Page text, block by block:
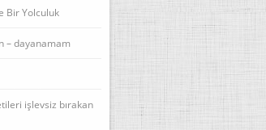
Bir Yolculuk
– dayanamam
işlevsiz bırakan